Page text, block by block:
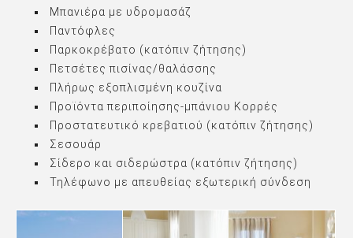
Μπανιέρα με υδρομασάζ
Παντόφλες
Παρκοκρέβατο (κατόπιν ζήτησης)
Πετσέτες πισίνας/θαλάσσης
Πλήρως εξοπλισμένη κουζίνα
Προϊόντα περιποίησης-μπάνιου Κορρές
Προστατευτικό κρεβατιού (κατόπιν ζήτησης)
Σεσουάρ
Σίδερο και σιδερώστρα (κατόπιν ζήτησης)
Τηλέφωνο με απευθείας εξωτερική σύνδεση